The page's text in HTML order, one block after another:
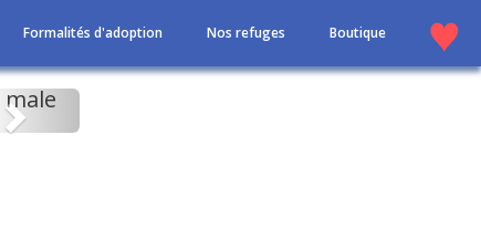
Formalités d'adoption Nos refuges Boutique
Suivant